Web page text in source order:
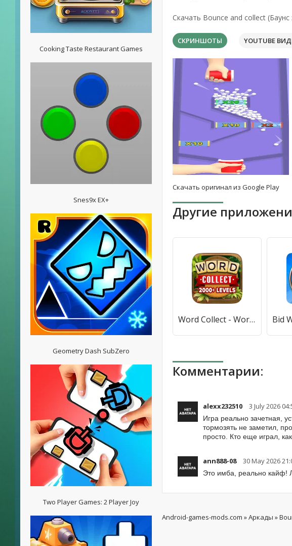
Cooking Taste Restaurant Games
Snes9x EX+
Geometry Dash SubZero
Two Player Games: 2 Player Joy
Скачать Bounce and collect
СКРИНШОТЫ YOUTUBE
Скачать оригинал из Google Play
Другие
Word Collect - Word Games Fun (Ворд Коллект) [МОД Premium] APK Android
Комментарии:
alexx232510 3 July 2026
Игра реально зачетная,
тормозять не заметил,
просто. Кто еще играл,
ann888-08 30 May 2026
Это имба, реально кайф!
Android-games-mods.com »Аркады »